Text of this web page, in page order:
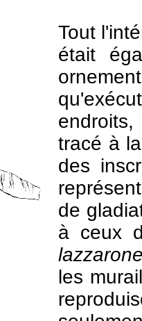
Tout
était
tracé à
des
de
à ceux
les